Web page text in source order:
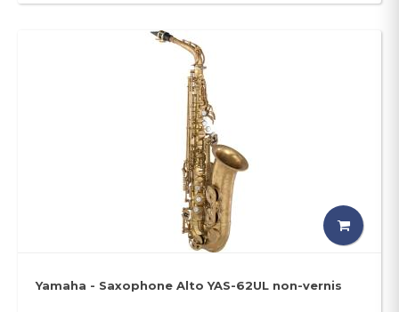
Yamaha - Saxophone Alto YAS-62UL non-vernis